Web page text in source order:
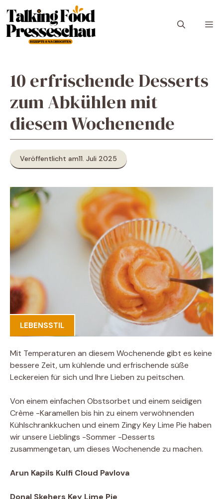
Inhalt
springen
10 erfrischende Desserts
zum Abkühlen mit
diesem Wochenende
Veröffentlicht am11. Juli 2025
LEBENSSTIL
Mit Temperaturen an diesem Wochenende gibt es keine
bessere Zeit, um kühlende und erfrischende süße
Leckereien für sich und Ihre Lieben zu peitschen.
Von einem einfachen Obstsorbet und einem seidigen
Crème -Karamellen bis hin zu einem verwöhnenden
Kühlschrankkuchen und einem Zingy Key Lime Pie haben
wir unsere Lieblings -Sommer -Desserts
zusammengetan, um dieses Wochenende zu machen.
Arun Kapils Kulfi Cloud Pavlova
Donal Skehers Key Lime Pie